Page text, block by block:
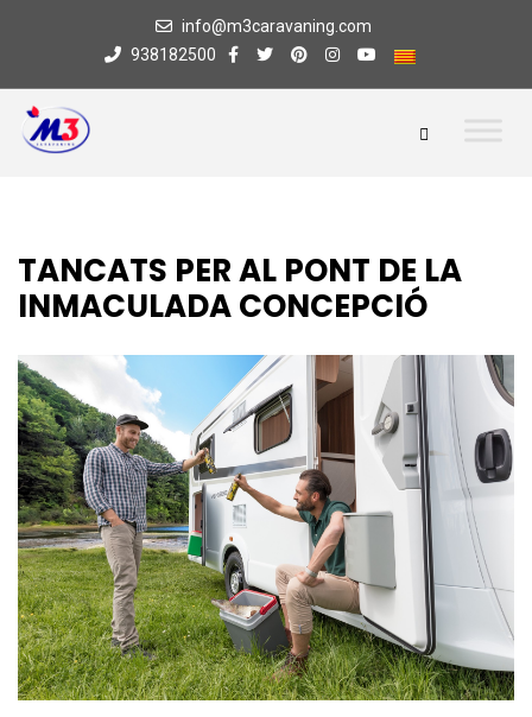
info@m3caravaning.com
938182500
TANCATS PER AL PONT DE LA
INMACULADA CONCEPCIÓ